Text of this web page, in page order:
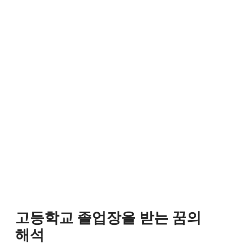
고등학교 졸업장을 받는 꿈의
해석